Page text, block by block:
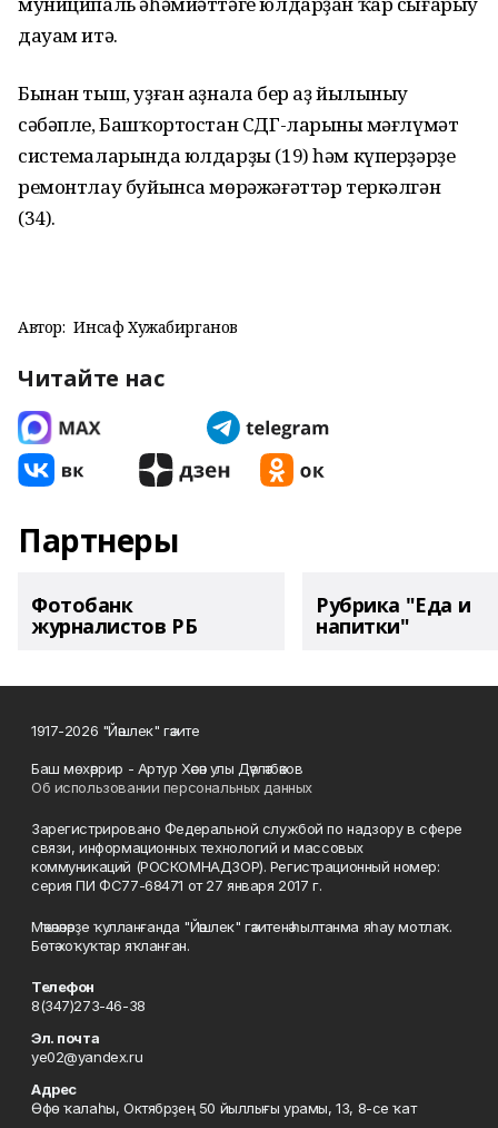
дауам итә.
Бынан тыш, уҙған аҙнала бер аҙ йылыныу
сәбәпле, Башҡортостан СДГ-ларының мәғлүмәт
системаларында юлдарҙы (19) һәм күперҙәрҙе
ремонтлау буйынса мөрәжәғәттәр теркәлгән
(34).
Автор: Инсаф Хужабирганов
Читайте нас
Партнеры
Фотобанк
журналистов РБ
Рубрика "Еда и
напитки"
1917-2026 "Йәшлек" гәзите
Баш мөхәррир - Артур Хәсән улы Дәүләтбәков
Об использовании персональных данных
Зарегистрировано Федеральной службой по надзору в сфере
связи, информационных технологий и массовых
коммуникаций (РОСКОМНАДЗОР). Регистрационный номер:
серия ПИ ФС77-68471 от 27 января 2017 г.
Мәҡәләләрҙе ҡулланғанда "Йәшлек" гәзитенә һылтанма яһау мотлаҡ.
Бөтә хоҡуҡтар яҡланған.
Телефон
8(347)273-46-38
Эл. почта
ye02@yandex.ru
Адрес
Өфө ҡалаһы, Октябрҙең 50 йыллығы урамы, 13, 8-се ҡат